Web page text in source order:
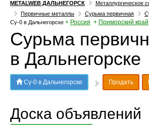
METALWEB ДАЛЬНЕГОРСК Металлургическое
Первичные металлы
Сурьма первичная
Су-0 в Дальнегорске + Россия + Приморский край
Сурьма
в Дальнегорске
Су-0 в Дальнегорске Продать
Доска объявлений